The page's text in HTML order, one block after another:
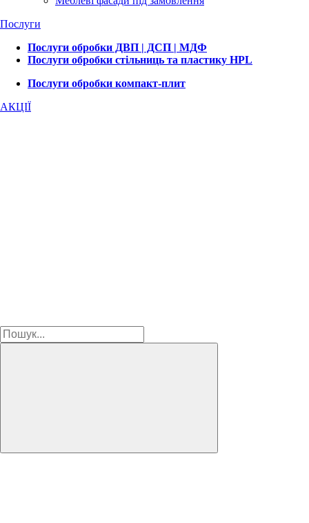
Послуги
Послуги обробки ДВП | ДСП | МДФ
Послуги обробки стільниць та пластику HPL
Послуги обробки компакт-плит
АКЦІЇ